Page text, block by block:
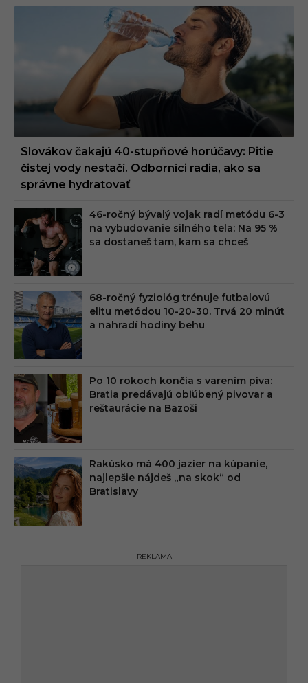
Slovákov čakajú 40-stupňové horúčavy: Pitie
čistej vody nestačí. Odborníci radia, ako sa
správne hydratovať
46-ročný bývalý vojak radí metódu 6-3
na vybudovanie silného tela: Na 95 %
sa dostaneš tam, kam sa chceš
68-ročný fyziológ trénuje futbalovú
elitu metódou 10-20-30. Trvá 20 minút
a nahradí hodiny behu
Po 10 rokoch končia s varením piva:
Bratia predávajú obľúbený pivovar a
reštaurácie na Bazoši
Rakúsko má 400 jazier na kúpanie,
najlepšie nájdeš „na skok“ od
Bratislavy
REKLAMA